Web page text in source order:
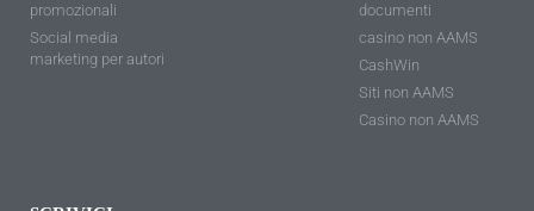
promozionali
Social media
marketing per autori
documenti
casino non AAMS
CashWin
Siti non AAMS
Casino non AAMS